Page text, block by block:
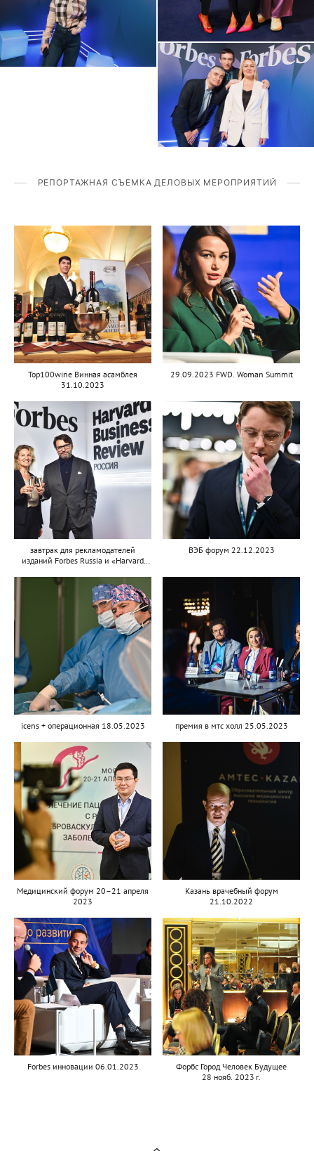
РЕПОРТАЖНАЯ СЪЕМКА ДЕЛОВЫХ МЕРОПРИЯТИЙ
Top100wine Винная асамблея
31.10.2023
29.09.2023 FWD. Woman Summit
завтрак для рекламодателей
изданий Forbes Russia и «Harvard
ВЭБ форум 22.12.2023
icens + операционная 18.05.2023 премия в мтс холл 25.05.2023
Медицинский форум 20–21 апреля
2023
Казань врачебный форум
21.10.2022
Forbes инновации 06.01.2023
Форбс Город Человек Будущее
28 нояб. 2023 г.